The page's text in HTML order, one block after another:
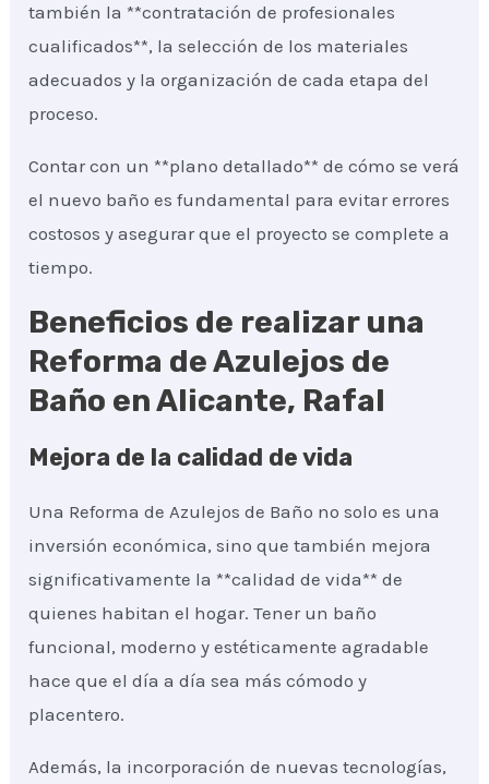
también la **contratación de profesionales
cualificados**, la selección de los materiales
adecuados y la organización de cada etapa del
proceso.
Contar con un **plano detallado** de cómo se verá
el nuevo baño es fundamental para evitar errores
costosos y asegurar que el proyecto se complete a
tiempo.
Beneficios de realizar una
Reforma de Azulejos de
Baño en Alicante, Rafal
Mejora de la calidad de vida
Una Reforma de Azulejos de Baño no solo es una
inversión económica, sino que también mejora
significativamente la **calidad de vida** de
quienes habitan el hogar. Tener un baño
funcional, moderno y estéticamente agradable
hace que el día a día sea más cómodo y
placentero.
Además, la incorporación de nuevas tecnologías,